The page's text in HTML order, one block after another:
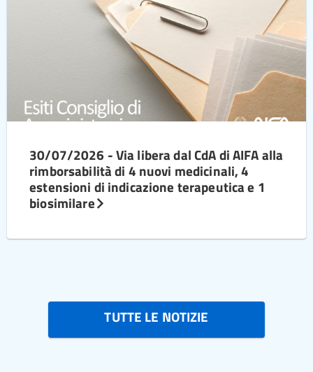
30/07/2026 - Via libera dal CdA di AIFA alla
rimborsabilità di 4 nuovi medicinali, 4
estensioni di indicazione terapeutica e 1
biosimilare
TUTTE LE NOTIZIE